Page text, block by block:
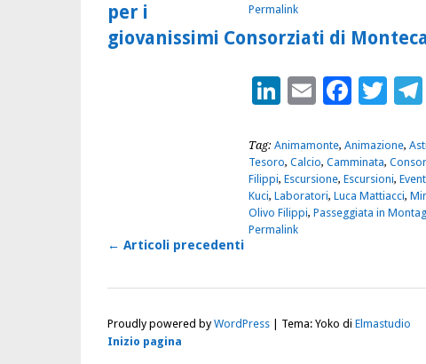
Permalink
per i
giovanissimi Consorziati di
LinkedIn
Email
Tag: Animamonte, Animazione,
Tesoro, Calcio, Camminata,
Filippi, Escursione, Escursioni,
Kuci, Laboratori, Luca Mattiacci,
Olivo Filippi, Passeggiata in
Permalink
← Articoli precedenti
Proudly powered by WordPress Tema: Yoko di Elmastudio
Inizio pagina